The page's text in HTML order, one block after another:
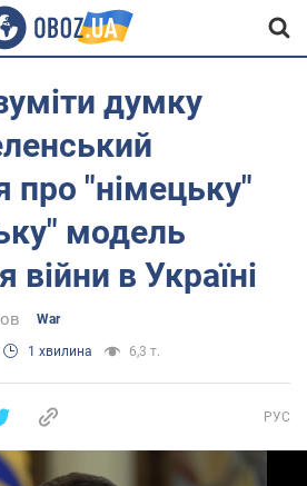
думку
про "німецьку"
модель
в Україні
War
1 хвилина 6,3 т.
РУС